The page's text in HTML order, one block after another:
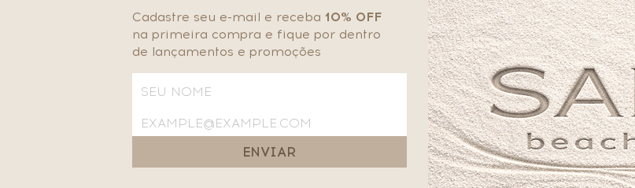
Cadastre seu e-mail e receba 10% OFF
na primeira compra e fique por dentro
de lançamentos e promoções
ENVIAR